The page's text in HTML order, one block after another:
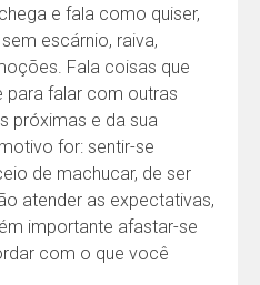
e fala como quiser,
escárnio, raiva,
Fala coisas que
para falar com outras
próximas e da sua
for: sentir-se
de machucar, de ser
atender as expectativas,
importante afastar-se
com o que você